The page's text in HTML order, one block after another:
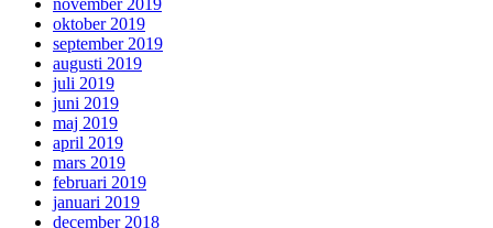
oktober 2019
september 2019
augusti 2019
juli 2019
juni 2019
maj 2019
april 2019
mars 2019
februari 2019
januari 2019
december 2018